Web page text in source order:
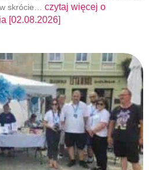
skrócie… czytaj więcej o
[02.08.2026]